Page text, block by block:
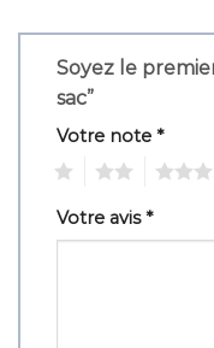
Soyez le
sac”
Votre note *
Votre avis*